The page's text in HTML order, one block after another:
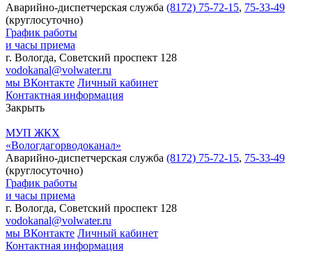
Аварийно-диспетчерская служба (8172) 75-72-15, 75-33-49
(круглосуточно)
График работы
и часы приема
г. Вологда, Советский проспект 128
vodokanal@volwater.ru
мы ВКонтакте Личный кабинет
Контактная информация
Закрыть
МУП ЖКХ
«Вологдагорводоканал»
Аварийно-диспетчерская служба (8172) 75-72-15, 75-33-49
(круглосуточно)
График работы
и часы приема
г. Вологда, Советский проспект 128
vodokanal@volwater.ru
мы ВКонтакте Личный кабинет
Контактная информация